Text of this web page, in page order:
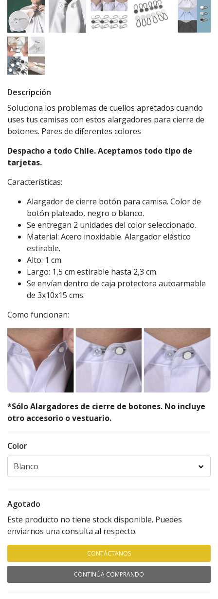
Descripción
Soluciona los problemas de cuellos apretados cuando
uses tus camisas con estos alargadores para cierre de
botones. Pares de diferentes colores
Despacho a todo Chile. Aceptamos todo tipo de
tarjetas.
Características:
Alargador de cierre botón para camisa. Color de
botón plateado, negro o blanco.
Se entregan 2 unidades del color seleccionado.
Material: Acero inoxidable. Alargador elástico
estirable.
Alto: 1 cm.
Largo: 1,5 cm estirable hasta 2,3 cm.
Se envían dentro de caja protectora autoarmable
de 3x10x15 cms.
Como funcionan:
*Sólo Alargadores de cierre de botones. No incluye
otro accesorio o vestuario.
Color
Agotado
Este producto no tiene stock disponible. Puedes
enviarnos una consulta al respecto.
CONTÁCTANOS
CONTINÚA COMPRANDO